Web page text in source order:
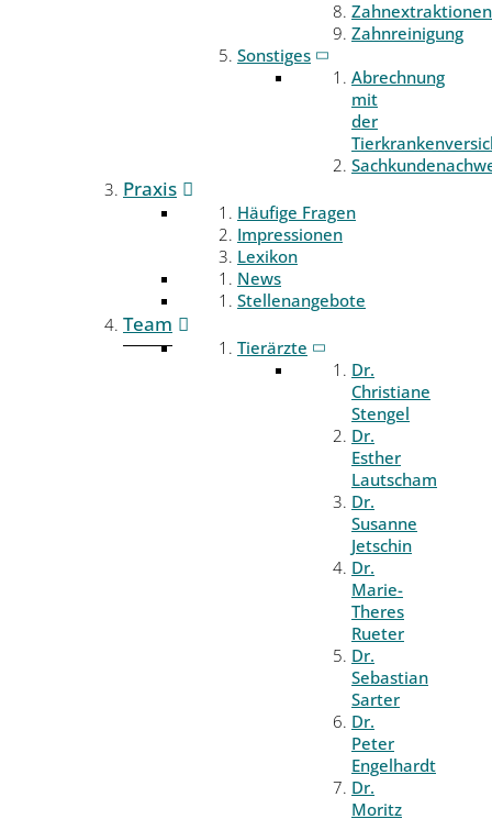
Zahnextraktionen
Zahnreinigung
Sonstiges
Abrechnung
mit
der
Praxis
Häufige Fragen
Impressionen
Lexikon
News
Stellenangebote
Team
Tierärzte
Dr.
Christiane
Stengel
Dr.
Esther
Lautscham
Dr.
Susanne
Jetschin
Dr.
Marie-
Theres
Rueter
Dr.
Sebastian
Sarter
Dr.
Peter
Engelhardt
Dr.
Moritz